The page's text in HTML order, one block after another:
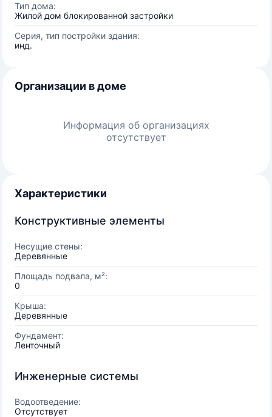
Тип дома:
Жилой дом блокированной застройки
Серия, тип постройки здания:
инд.
Организации в доме
Информация об организациях
отсутствует
Характеристики
Конструктивные элементы
Несущие стены:
Деревянные
Площадь подвала, м²:
0
Крыша:
Деревянные
Фундамент:
Ленточный
Инженерные системы
Водоотведение:
Отсутствует